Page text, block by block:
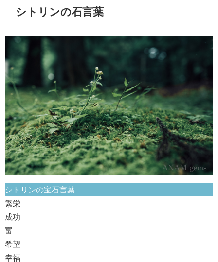
シトリンの石言葉
シトリンの宝石言葉
繁栄
成功
富
希望
幸福